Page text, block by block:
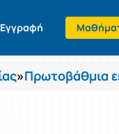
Εγγραφή
»Πρωτοβάθμια